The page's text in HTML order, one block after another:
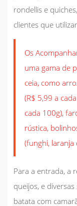
rondellis e
clientes que
Os
uma gama de
ceia, como
(R$ 5,99 a
cada 100g),
rústica,
(funghi, laranja
Para a entrada, a
queijos, e
batata com